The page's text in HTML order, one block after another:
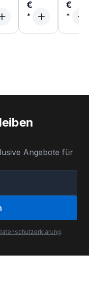
€ €
Angebote für
.